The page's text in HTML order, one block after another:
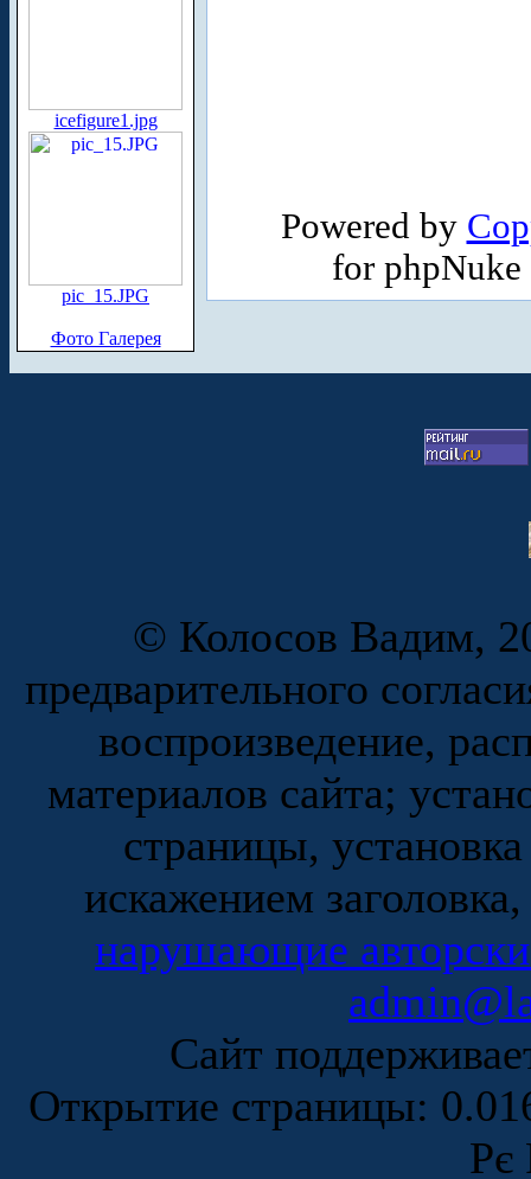
icefigure1.jpg
pic_15.JPG
Фото Галерея
Powered by
for
© Колосов Вадим,
предварительного
воспроизведение,
материалов сайта;
страницы,
искажением
нарушающие
Сайт
Открытие страницы:
Рє